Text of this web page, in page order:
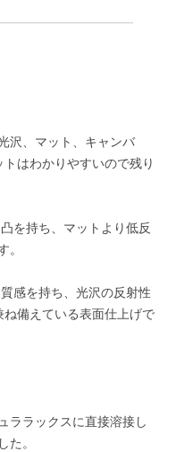
沢、マット、キャンバ
はわかりやすいので残り
を持ち、マットより低反
。
感を持ち、光沢の反射性
備えている表面仕上げで
ララックスに直接溶接し
た。